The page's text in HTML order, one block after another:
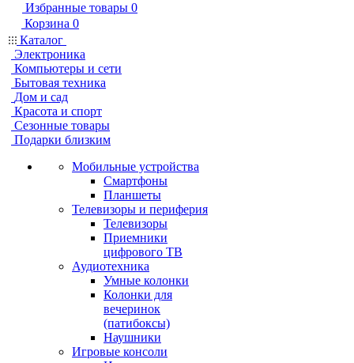
Избранные товары 0
Корзина 0
Каталог
Электроника
Компьютеры и сети
Бытовая техника
Дом и сад
Красота и спорт
Сезонные товары
Подарки близким
Мобильные устройства
Смартфоны
Планшеты
Телевизоры и периферия
Телевизоры
Приемники
цифрового ТВ
Аудиотехника
Умные колонки
Колонки для
вечеринок
(патибоксы)
Наушники
Игровые консоли